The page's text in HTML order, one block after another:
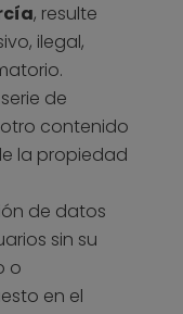
, resulte
ilegal,
de
contenido
la propiedad
de datos
sin su
o
en el